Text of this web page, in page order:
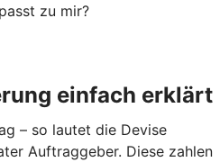
zu mir?
einfach erklärt
– so lautet die Devise
Auftraggeber. Diese zahlen